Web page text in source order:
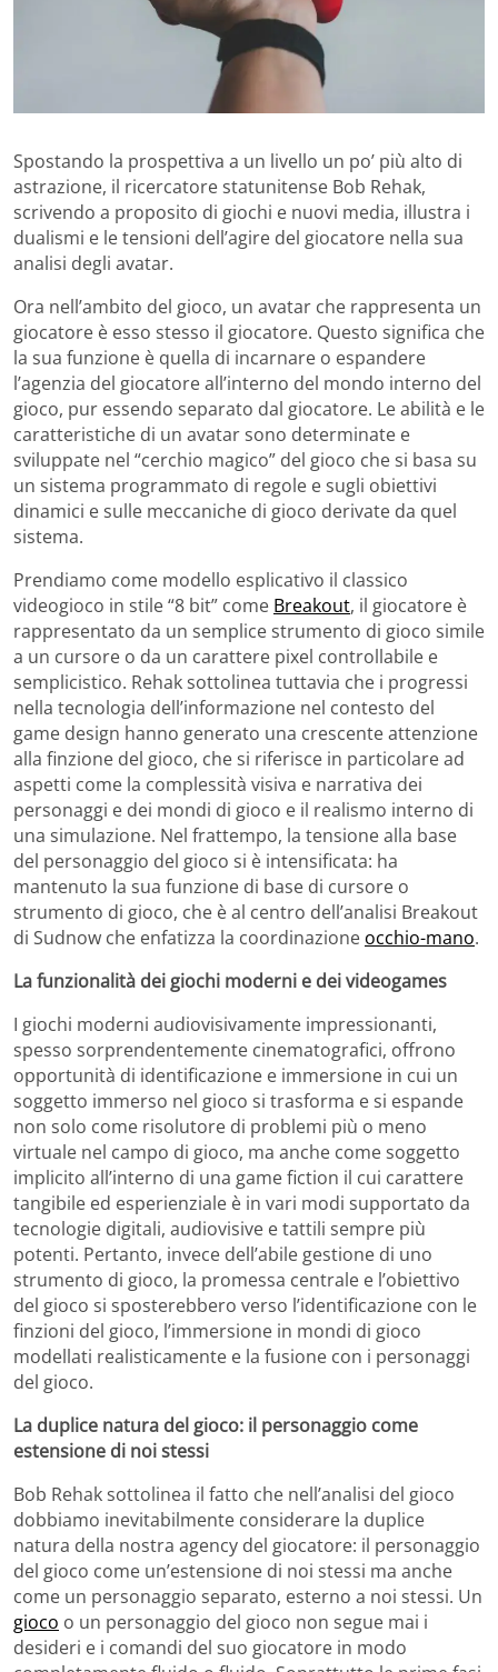
Spostando la prospettiva a un livello un po’ più alto di
astrazione, il ricercatore statunitense Bob Rehak,
scrivendo a proposito di giochi e nuovi media, illustra i
dualismi e le tensioni dell’agire del giocatore nella sua
analisi degli avatar.
Ora nell’ambito del gioco, un avatar che rappresenta un
giocatore è esso stesso il giocatore. Questo significa che
la sua funzione è quella di incarnare o espandere
l’agenzia del giocatore all’interno del mondo interno del
gioco, pur essendo separato dal giocatore. Le abilità e le
caratteristiche di un avatar sono determinate e
sviluppate nel “cerchio magico” del gioco che si basa su
un sistema programmato di regole e sugli obiettivi
dinamici e sulle meccaniche di gioco derivate da quel
sistema.
Prendiamo come modello esplicativo il classico
videogioco in stile “8 bit” come Breakout, il giocatore è
rappresentato da un semplice strumento di gioco simile
a un cursore o da un carattere pixel controllabile e
semplicistico. Rehak sottolinea tuttavia che i progressi
nella tecnologia dell’informazione nel contesto del
game design hanno generato una crescente attenzione
alla finzione del gioco, che si riferisce in particolare ad
aspetti come la complessità visiva e narrativa dei
personaggi e dei mondi di gioco e il realismo interno di
una simulazione. Nel frattempo, la tensione alla base
del personaggio del gioco si è intensificata: ha
mantenuto la sua funzione di base di cursore o
strumento di gioco, che è al centro dell’analisi Breakout
di Sudnow che enfatizza la coordinazione occhio-mano.
La funzionalità dei giochi moderni e dei videogames
I giochi moderni audiovisivamente impressionanti,
spesso sorprendentemente cinematografici, offrono
opportunità di identificazione e immersione in cui un
soggetto immerso nel gioco si trasforma e si espande
non solo come risolutore di problemi più o meno
virtuale nel campo di gioco, ma anche come soggetto
implicito all’interno di una game fiction il cui carattere
tangibile ed esperienziale è in vari modi supportato da
tecnologie digitali, audiovisive e tattili sempre più
potenti. Pertanto, invece dell’abile gestione di uno
strumento di gioco, la promessa centrale e l’obiettivo
del gioco si sposterebbero verso l’identificazione con le
finzioni del gioco, l’immersione in mondi di gioco
modellati realisticamente e la fusione con i personaggi
del gioco.
La duplice natura del gioco: il personaggio come
estensione di noi stessi
Bob Rehak sottolinea il fatto che nell’analisi del gioco
dobbiamo inevitabilmente considerare la duplice
natura della nostra agency del giocatore: il personaggio
del gioco come un’estensione di noi stessi ma anche
come un personaggio separato, esterno a noi stessi. Un
gioco o un personaggio del gioco non segue mai i
desideri e i comandi del suo giocatore in modo